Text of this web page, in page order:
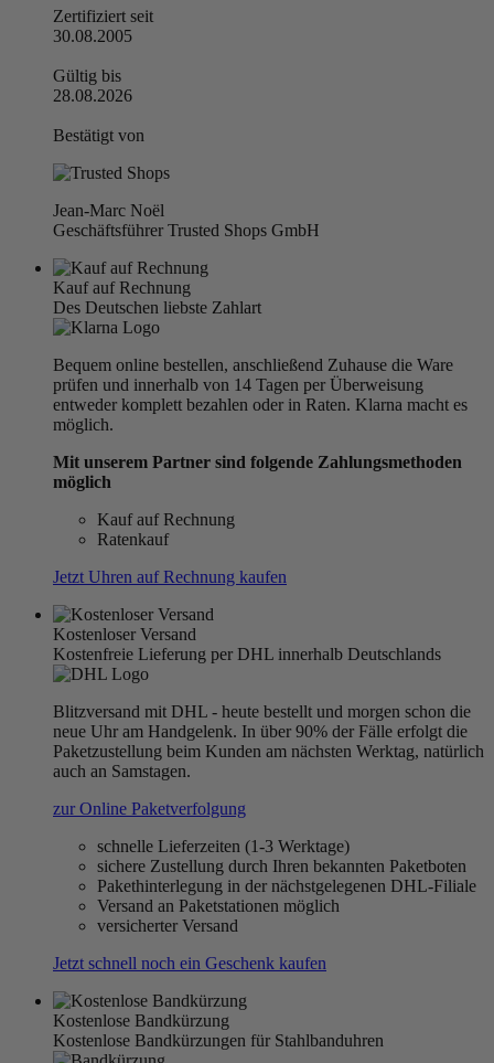
Zertifiziert seit
30.08.2005
Gültig bis
28.08.2026
Bestätigt von
Jean-Marc Noël
Geschäftsführer Trusted Shops GmbH
Kauf auf Rechnung
Des Deutschen liebste Zahlart
Bequem online bestellen, anschließend Zuhause die Ware
prüfen und innerhalb von 14 Tagen per Überweisung
entweder komplett bezahlen oder in Raten. Klarna macht es
möglich.
Mit unserem Partner sind folgende Zahlungsmethoden
möglich
Kauf auf Rechnung
Ratenkauf
Jetzt Uhren auf Rechnung kaufen
Kostenloser Versand
Kostenfreie Lieferung per DHL innerhalb Deutschlands
Blitzversand mit DHL - heute bestellt und morgen schon die
neue Uhr am Handgelenk. In über 90% der Fälle erfolgt die
Paketzustellung beim Kunden am nächsten Werktag, natürlich
auch an Samstagen.
zur Online Paketverfolgung
schnelle Lieferzeiten (1-3 Werktage)
sichere Zustellung durch Ihren bekannten Paketboten
Pakethinterlegung in der nächstgelegenen DHL-Filiale
Versand an Paketstationen möglich
versicherter Versand
Jetzt schnell noch ein Geschenk kaufen
Kostenlose Bandkürzung
Kostenlose Bandkürzungen für Stahlbanduhren